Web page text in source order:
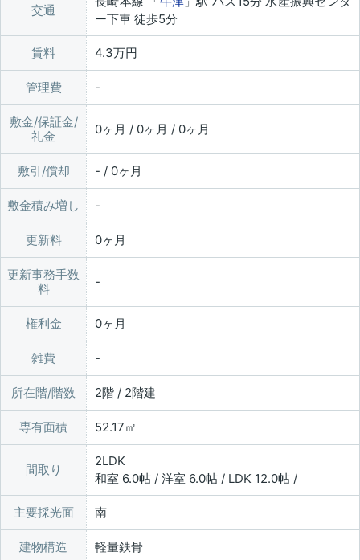
交通
ー下車 徒歩5分
賃料 4.3万円
管理費
敷金/保証金/
礼金
0ヶ月 / 0ヶ月 / 0ヶ月
敷引/償却 - / 0ヶ月
敷金積み増し
更新料 0ヶ月
更新事務手数
料
権利金 0ヶ月
雑費
所在階/階数 2階 / 2階建
専有面積 52.17㎡
間取り
2LDK
和室 6.0帖 / 洋室 6.0帖 / LDK 12.0帖 /
主要採光面 南
建物構造 軽量鉄骨